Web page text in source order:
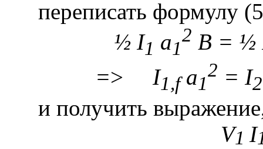
переписать формулу
½ I1 a1
2 B = ½
=> I1,fa1
2 = I2
и получить
V1 I